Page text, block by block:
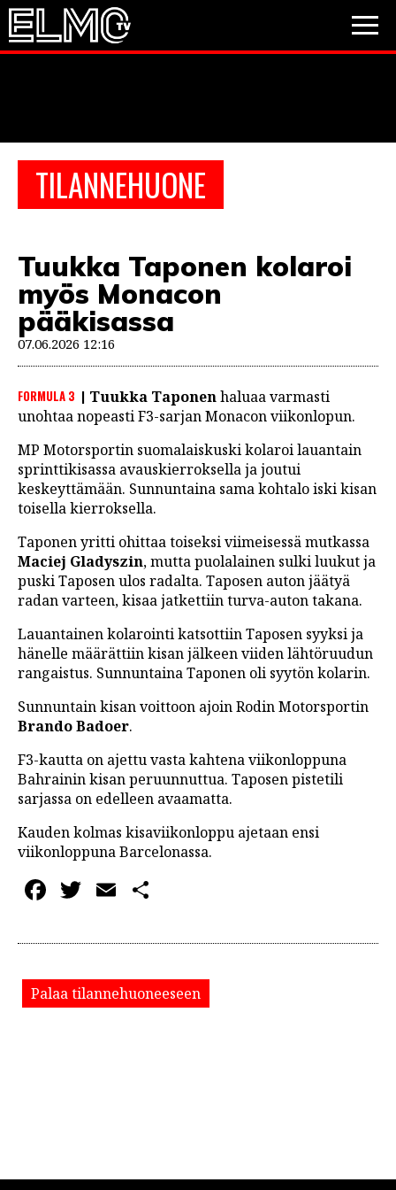
TILANNEHUONE
Tuukka Taponen kolaroi
myös Monacon
pääkisassa
07.06.2026 12:16
FORMULA 3 Tuukka Taponenhaluaa varmasti
unohtaa nopeasti F3-sarjan Monacon viikonlopun.
MP Motorsportin suomalaiskuski kolaroi lauantain
sprinttikisassa avauskierroksella ja joutui
keskeyttämään. Sunnuntaina sama kohtalo iski kisan
toisella kierroksella.
Taponen yritti ohittaa toiseksi viimeisessä mutkassa
Maciej Gladyszin, mutta puolalainen sulki luukut ja
puski Taposen ulos radalta. Taposen auton jäätyä
radan varteen, kisaa jatkettiin turva-auton takana.
Lauantainen kolarointi katsottiin Taposen syyksi ja
hänelle määrättiin kisan jälkeen viiden lähtöruudun
rangaistus. Sunnuntaina Taponen oli syytön kolarin.
Sunnuntain kisan voittoon ajoin Rodin Motorsportin
Brando Badoer.
F3-kautta on ajettu vasta kahtena viikonloppuna
Bahrainin kisan peruunnuttua. Taposen pistetili
sarjassa on edelleen avaamatta.
Kauden kolmas kisaviikonloppu ajetaan ensi
viikonloppuna Barcelonassa.
Facebook
Twitter
Email
Palaa tilannehuoneeseen
PESÄPALLO
VIDEOT
JALKAPALLO
EM2021
Huuhkajat
Valioliiga
JÄÄKIEKKO
PESÄPALLO
LINTU VAI KALA
46 DENTON ROAD
VIDEOT
KOLUMNIT